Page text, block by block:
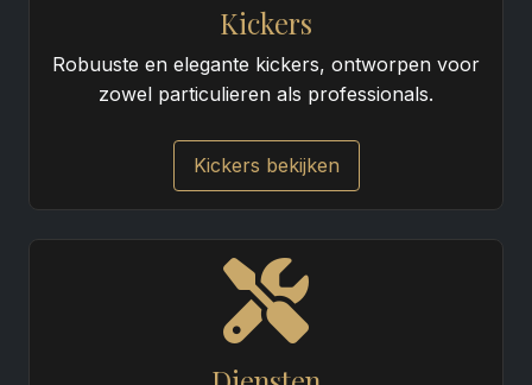
Kickers
Robuuste en elegante kickers, ontworpen voor
zowel particulieren als professionals.
Kickers bekijken